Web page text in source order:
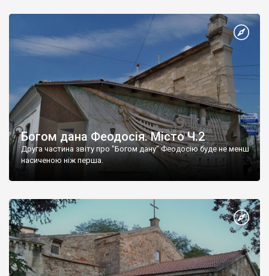
Богом дана Феодосія. Місто Ч.2
Друга частина звіту про "Богом дану" Феодосію буде не менш
насиченою ніж перша.